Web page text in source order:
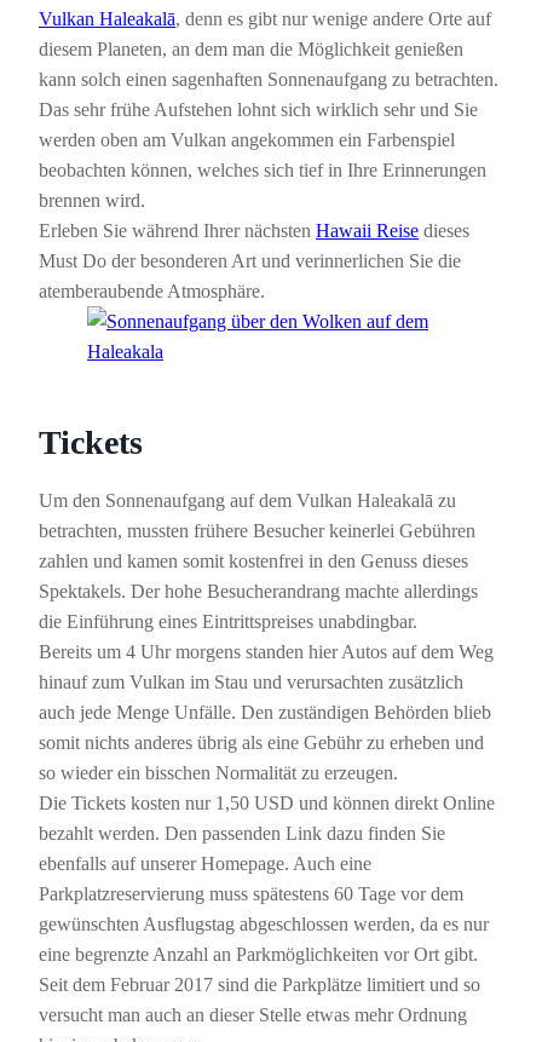
Vulkan Haleakalā, denn es gibt nur wenige andere Orte auf
diesem Planeten, an dem man die Möglichkeit genießen
kann solch einen sagenhaften Sonnenaufgang zu betrachten.
Das sehr frühe Aufstehen lohnt sich wirklich sehr und Sie
werden oben am Vulkan angekommen ein Farbenspiel
beobachten können, welches sich tief in Ihre Erinnerungen
brennen wird.
Erleben Sie während Ihrer nächsten Hawaii Reise dieses
Must Do der besonderen Art und verinnerlichen Sie die
atemberaubende Atmosphäre.
Tickets
Um den Sonnenaufgang auf dem Vulkan Haleakalā zu
betrachten, mussten frühere Besucher keinerlei Gebühren
zahlen und kamen somit kostenfrei in den Genuss dieses
Spektakels. Der hohe Besucherandrang machte allerdings
die Einführung eines Eintrittspreises unabdingbar.
Bereits um 4 Uhr morgens standen hier Autos auf dem Weg
hinauf zum Vulkan im Stau und verursachten zusätzlich
auch jede Menge Unfälle. Den zuständigen Behörden blieb
somit nichts anderes übrig als eine Gebühr zu erheben und
so wieder ein bisschen Normalität zu erzeugen.
Die Tickets kosten nur 1,50 USD und können direkt Online
bezahlt werden. Den passenden Link dazu finden Sie
ebenfalls auf unserer Homepage. Auch eine
Parkplatzreservierung muss spätestens 60 Tage vor dem
gewünschten Ausflugstag abgeschlossen werden, da es nur
eine begrenzte Anzahl an Parkmöglichkeiten vor Ort gibt.
Seit dem Februar 2017 sind die Parkplätze limitiert und so
versucht man auch an dieser Stelle etwas mehr Ordnung